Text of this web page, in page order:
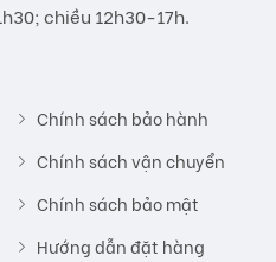
chiều 12h30-17h.
Chính sách bảo hành
Chính sách vận chuyển
Chính sách bảo mật
Hướng dẫn đặt hàng